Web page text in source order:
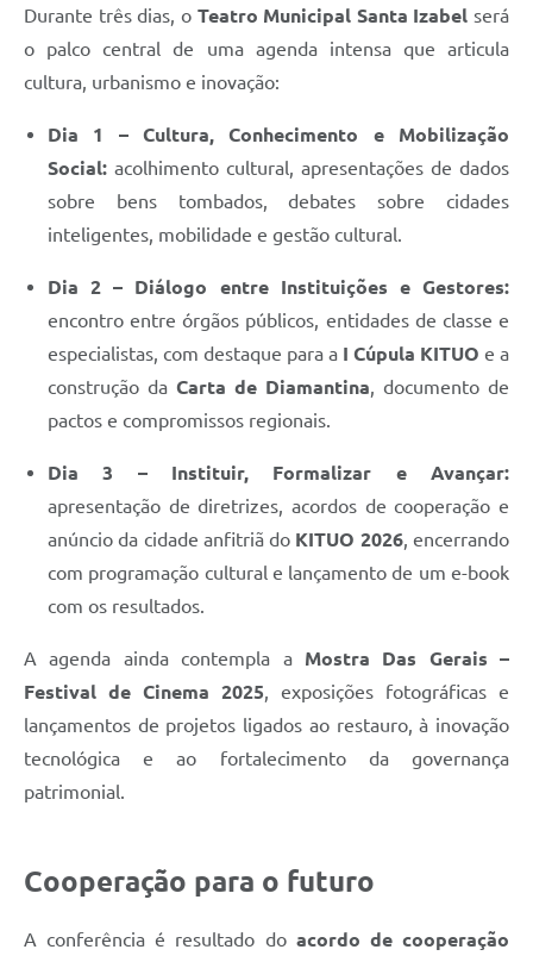
Durante três dias, o Teatro Municipal Santa Izabel será
o palco central de uma agenda intensa que articula
cultura, urbanismo e inovação:
Dia 1 – Cultura, Conhecimento e Mobilização
Social: acolhimento cultural, apresentações de dados
sobre bens tombados, debates sobre cidades
inteligentes, mobilidade e gestão cultural.
Dia 2 – Diálogo entre Instituições e Gestores:
encontro entre órgãos públicos, entidades de classe e
especialistas, com destaque para a I Cúpula KITUO e a
construção da Carta de Diamantina, documento de
pactos e compromissos regionais.
Dia 3 – Instituir, Formalizar e Avançar:
apresentação de diretrizes, acordos de cooperação e
anúncio da cidade anfitriã do KITUO 2026, encerrando
com programação cultural e lançamento de um e-book
com os resultados.
A agenda ainda contempla a Mostra Das Gerais –
Festival de Cinema 2025, exposições fotográficas e
lançamentos de projetos ligados ao restauro, à inovação
tecnológica e ao fortalecimento da governança
patrimonial.
Cooperação para o futuro
A conferência é resultado do acordo de cooperação